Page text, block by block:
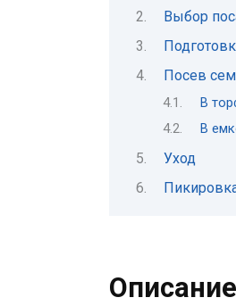
Выбор
Посев
В
В
Уход
Описание